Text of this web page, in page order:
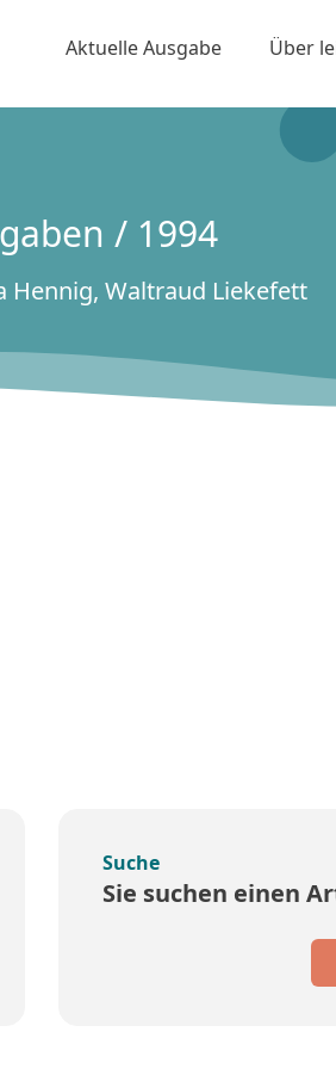
Aktuelle Ausgabe Über
/ 1994
Hennig, Waltraud Liekefett
Suche
Sie suchen einen